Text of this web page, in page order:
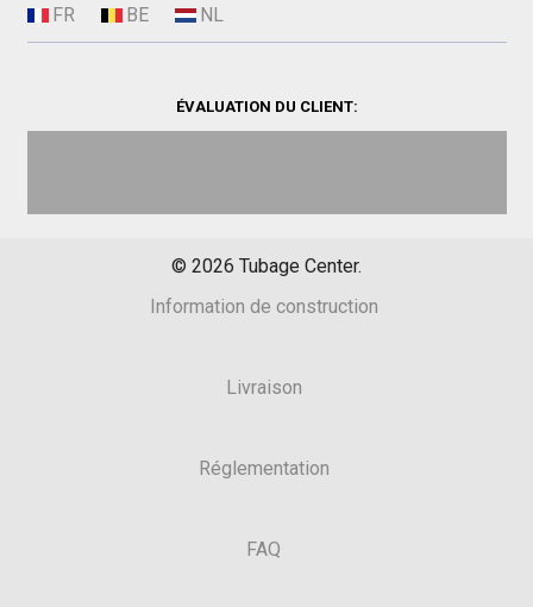
ÉVALUATION DU CLIENT:
© 2026 Tubage Center.
Information de construction
Livraison
Réglementation
FAQ